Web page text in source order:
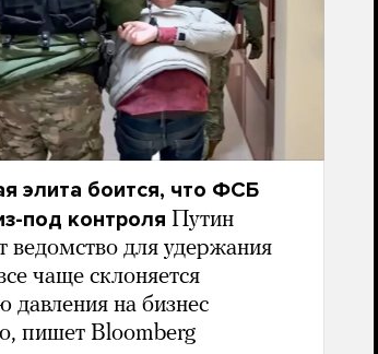
элита боится, что ФСБ
под контроля Путин
ведомство для удержания
чаще склоняется
давления на бизнес
пишет Bloomberg